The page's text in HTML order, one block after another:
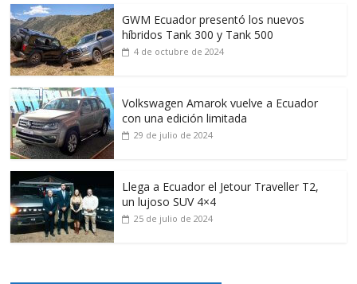
GWM Ecuador presentó los nuevos
híbridos Tank 300 y Tank 500
4 de octubre de 2024
Volkswagen Amarok vuelve a Ecuador
con una edición limitada
29 de julio de 2024
Llega a Ecuador el Jetour Traveller T2,
un lujoso SUV 4×4
25 de julio de 2024